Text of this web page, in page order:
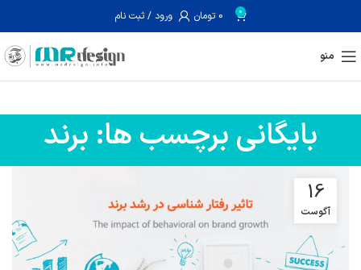
0
0 تومان ورود / ثبت نام
منو
بایگانی برچسب ها: برند
16
آگوست